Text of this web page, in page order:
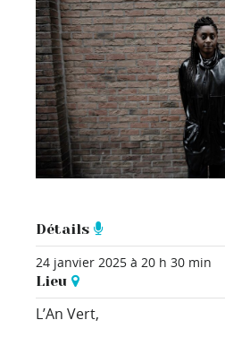
Détails
24 janvier 2025 à 20 h 30 min
Lieu
L’An Vert,